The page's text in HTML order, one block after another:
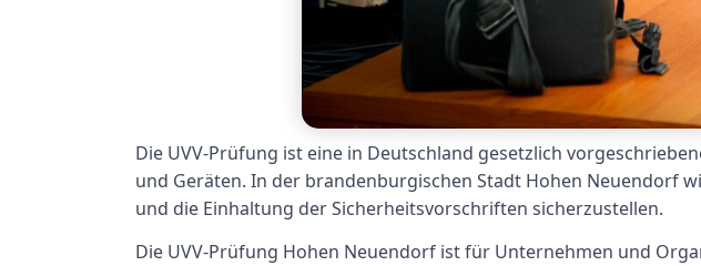
Die UVV-Prüfung ist eine in Deutschland gesetzlich
und Geräten. In der brandenburgischen Stadt Hohen Neuendorf
und die Einhaltung der Sicherheitsvorschriften sicherzustellen.
Die UVV-Prüfung Hohen Neuendorf ist für Unternehmen und